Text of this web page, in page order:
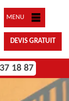
MENU
DEVIS GRATUIT
18 87